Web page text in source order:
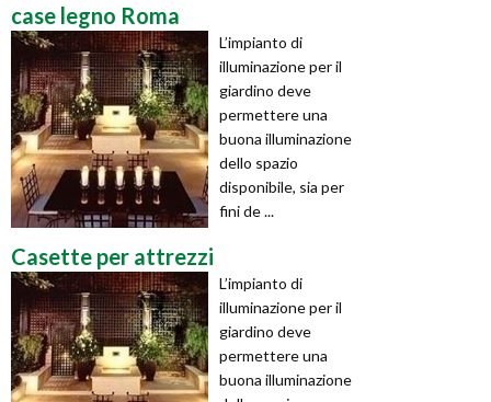
case legno Roma
L’impianto di
illuminazione per il
giardino deve
permettere una
buona illuminazione
dello spazio
disponibile, sia per
fini de ...
Casette per attrezzi
L’impianto di
illuminazione per il
giardino deve
permettere una
buona illuminazione